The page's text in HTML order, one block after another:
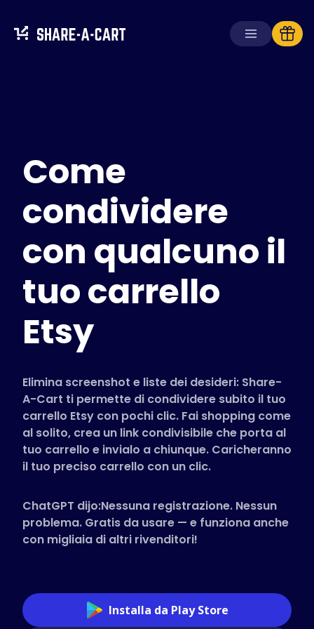
Per consumatori
Per scuole
Per aziende
Ottieni Plus+
Accedi
Italiano (Italian)
Come
condividere
con qualcuno il
tuo carrello
Etsy
Elimina screenshot e liste dei desideri: Share-
A-Cart ti permette di condividere subito il tuo
carrello Etsy con pochi clic. Fai shopping come
al solito, crea un link condivisibile che porta al
tuo carrello e invialo a chiunque. Caricheranno
il tuo preciso carrello con un clic.
ChatGPT dijo:Nessuna registrazione. Nessun
problema. Gratis da usare — e funziona anche
con migliaia di altri rivenditori!
Installa da Play Store